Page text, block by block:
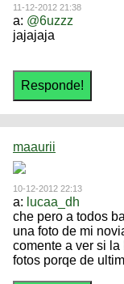
11-12-2012 21:38
a: @6uzzz
jajajaja
maaurii
10-12-2012 22:13
a: lucaa_dh
che pero a todos
una foto de mi
comente a ver si
fotos porqe de